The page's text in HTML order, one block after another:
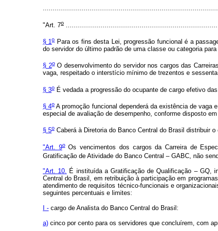
"Art. 7o
§ 1oPara os fins desta Lei, progressão funcional é a
do servidor do último padrão de uma classe ou categoria
§ 2oO desenvolvimento do servidor nos cargos das
vaga, respeitado o interstício mínimo de trezentos e
§ 3o É vedada a progressão do ocupante de cargo efetivo
§ 4oA promoção funcional dependerá da existência de vaga
especial de avaliação de desempenho, conforme disposto
§ 5o Caberá à Diretoria do Banco Central do Brasil distribuir
"Art. 9oOs vencimentos dos cargos da Carreira de
Gratificação de Atividade do Banco Central – GABC, não
"Art. 10.
É instituída a Gratificação de Qualificação – GQ,
Central do Brasil, em retribuição à participação em
atendimento de requisitos técnico-funcionais e
seguintes percentuais e limites:
I - cargo de Analista do Banco Central do Brasil:
a) cinco por cento para os servidores que concluírem, com